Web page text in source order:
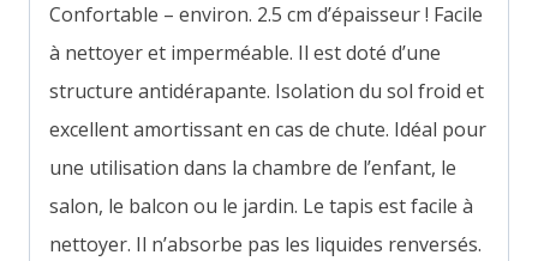
Confortable – environ. 2.5 cm d’épaisseur ! Facile
à nettoyer et imperméable. Il est doté d’une
structure antidérapante. Isolation du sol froid et
excellent amortissant en cas de chute. Idéal pour
une utilisation dans la chambre de l’enfant, le
salon, le balcon ou le jardin. Le tapis est facile à
nettoyer. Il n’absorbe pas les liquides renversés.